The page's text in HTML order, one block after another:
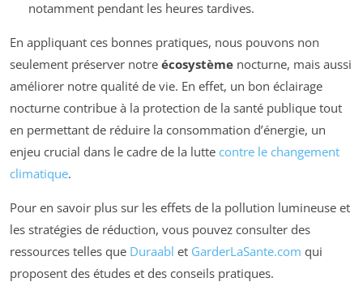
notamment pendant les heures tardives.
En appliquant ces bonnes pratiques, nous pouvons non
seulement préserver notre écosystème nocturne, mais aussi
améliorer notre qualité de vie. En effet, un bon éclairage
nocturne contribue à la protection de la santé publique tout
en permettant de réduire la consommation d’énergie, un
enjeu crucial dans le cadre de la lutte contre le changement
climatique.
Pour en savoir plus sur les effets de la pollution lumineuse et
les stratégies de réduction, vous pouvez consulter des
ressources telles que Duraabl et GarderLaSante.com qui
proposent des études et des conseils pratiques.